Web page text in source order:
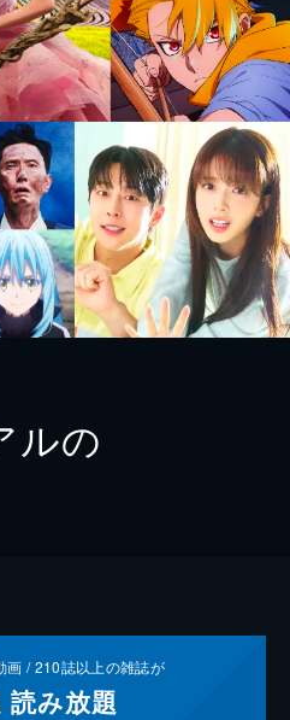
ルの
画 /210誌以上の雑誌が
読み放題